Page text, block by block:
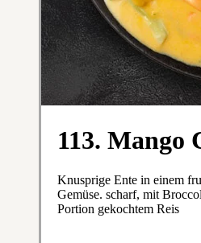
113.
Knusprige Ente in einem
Gemüse. scharf, mit
Portion gekochtem Reis